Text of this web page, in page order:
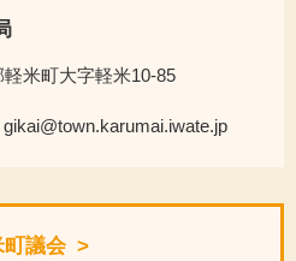
米町大字軽米10-85
町議会